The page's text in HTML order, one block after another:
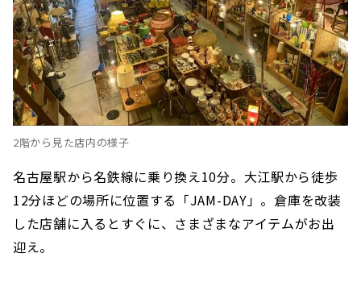
2階から見た店内の様子
名古屋駅から名鉄線に乗り換え10分。大江駅から徒歩
12分ほどの場所に位置する「JAM-DAY」。倉庫を改装
した店舗に入るとすぐに、さまざまなアイテムがお出
迎え。